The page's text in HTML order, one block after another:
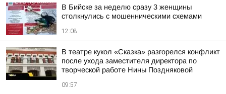
В Бийске за неделю сразу 3 женщины
столкнулись с мошенническими схемами
12:08
В театре кукол «Сказка» разгорелся конфликт
после ухода заместителя директора по
творческой работе Нины Поздняковой
09:57